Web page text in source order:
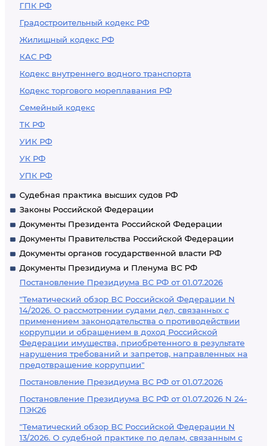
ГПК РФ
Градостроительный кодекс РФ
Жилищный кодекс РФ
КАС РФ
Кодекс внутреннего водного транспорта
Кодекс торгового мореплавания РФ
Семейный кодекс
ТК РФ
УИК РФ
УК РФ
УПК РФ
Судебная практика высших судов РФ
Законы Российской Федерации
Документы Президента Российской Федерации
Документы Правительства Российской Федерации
Документы органов государственной власти РФ
Документы Президиума и Пленума ВС РФ
Постановление Президиума ВС РФ от 01.07.2026
"Тематический обзор ВС Российской Федерации N
14/2026. О рассмотрении судами дел, связанных с
применением законодательства о противодействии
коррупции и обращением в доход Российской
Федерации имущества, приобретенного в результате
нарушения требований и запретов, направленных на
предотвращение коррупции"
Постановление Президиума ВС РФ от 01.07.2026
Постановление Президиума ВС РФ от 01.07.2026 N 24-
ПЭК26
"Тематический обзор ВС Российской Федерации N
13/2026. О судебной практике по делам, связанным с